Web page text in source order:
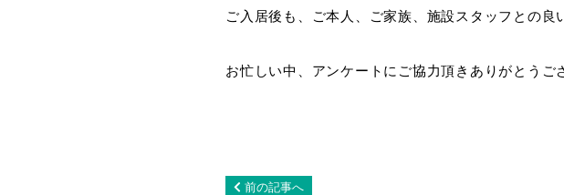
ご入居後も、ご本人、ご家族、施設スタッフとの良
お忙しい中、アンケートにご協力頂きありがとうご
前の記事へ